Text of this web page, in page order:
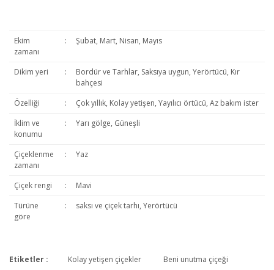
Ekim
zamanı
: Şubat, Mart, Nisan, Mayıs
Dikim yeri :
Bordür ve Tarhlar, Saksıya uygun, Yerörtücü, Kır
bahçesi
Özelliği
:
Çok yıllık, Kolay yetişen, Yayılıcı örtücü, Az bakım ister
İklim ve
konumu
: Yarı gölge, Güneşli
Çiçeklenme
zamanı
: Yaz
Çiçek rengi :
Mavi
Türüne
göre
: saksı ve çiçek tarhı, Yerörtücü
Etiketler : Kolay yetişen çiçekler
Beni unutma çiçeği